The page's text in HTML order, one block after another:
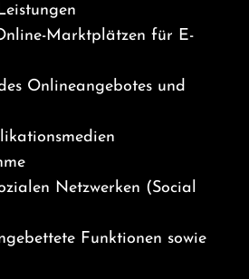
Marktplätzen für E-
Onlineangebotes und
Netzwerken (Social
Funktionen sowie